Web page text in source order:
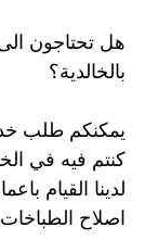
هل تحتاجون
بالخالدية؟
يمكنكم طلب
كنتم فيه في
لدينا القيام
اصلاح